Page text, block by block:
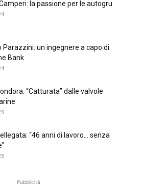
la passione per le autogru
Parazzini: un ingegnere a capo di
Bank
“Catturata” dalle valvole
“46 anni di lavoro… senza
Pubblicità